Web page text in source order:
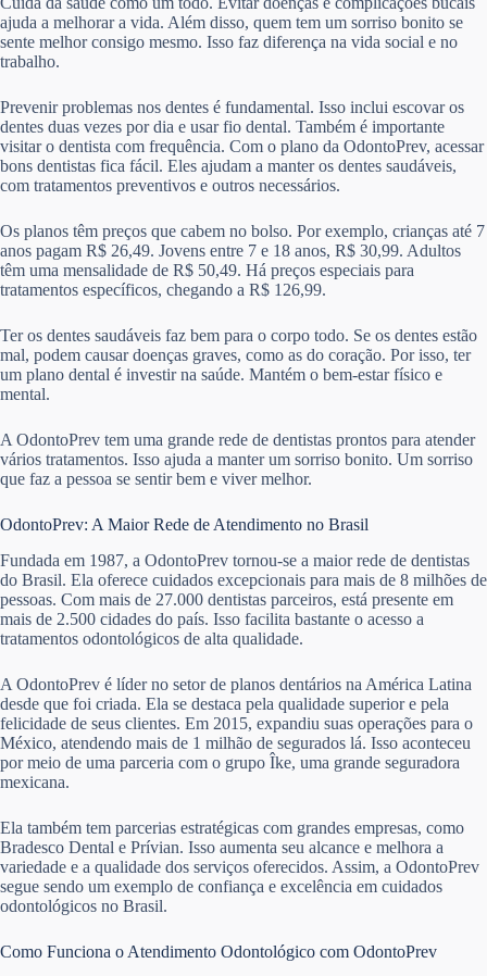
ajuda a melhorar a vida. Além disso, quem tem um sorriso bonito se
sente melhor consigo mesmo. Isso faz diferença na vida social e no
trabalho.
Prevenir problemas nos dentes é fundamental. Isso inclui escovar os
dentes duas vezes por dia e usar fio dental. Também é importante
visitar o dentista com frequência. Com o plano da OdontoPrev, acessar
bons dentistas fica fácil. Eles ajudam a manter os dentes saudáveis,
com tratamentos preventivos e outros necessários.
Os planos têm preços que cabem no bolso. Por exemplo, crianças até 7
anos pagam R$ 26,49. Jovens entre 7 e 18 anos, R$ 30,99. Adultos
têm uma mensalidade de R$ 50,49. Há preços especiais para
tratamentos específicos, chegando a R$ 126,99.
Ter os dentes saudáveis faz bem para o corpo todo. Se os dentes estão
mal, podem causar doenças graves, como as do coração. Por isso, ter
um plano dental é investir na saúde. Mantém o bem-estar físico e
mental.
A OdontoPrev tem uma grande rede de dentistas prontos para atender
vários tratamentos. Isso ajuda a manter um sorriso bonito. Um sorriso
que faz a pessoa se sentir bem e viver melhor.
OdontoPrev: A Maior Rede de Atendimento no Brasil
Fundada em 1987, a OdontoPrev tornou-se a maior rede de dentistas
do Brasil. Ela oferece cuidados excepcionais para mais de 8 milhões de
pessoas. Com mais de 27.000 dentistas parceiros, está presente em
mais de 2.500 cidades do país. Isso facilita bastante o acesso a
tratamentos odontológicos de alta qualidade.
A OdontoPrev é líder no setor de planos dentários na América Latina
desde que foi criada. Ela se destaca pela qualidade superior e pela
felicidade de seus clientes. Em 2015, expandiu suas operações para o
México, atendendo mais de 1 milhão de segurados lá. Isso aconteceu
por meio de uma parceria com o grupo Îke, uma grande seguradora
mexicana.
Ela também tem parcerias estratégicas com grandes empresas, como
Bradesco Dental e Prívian. Isso aumenta seu alcance e melhora a
variedade e a qualidade dos serviços oferecidos. Assim, a OdontoPrev
segue sendo um exemplo de confiança e excelência em cuidados
odontológicos no Brasil.
Como Funciona o Atendimento Odontológico com OdontoPrev